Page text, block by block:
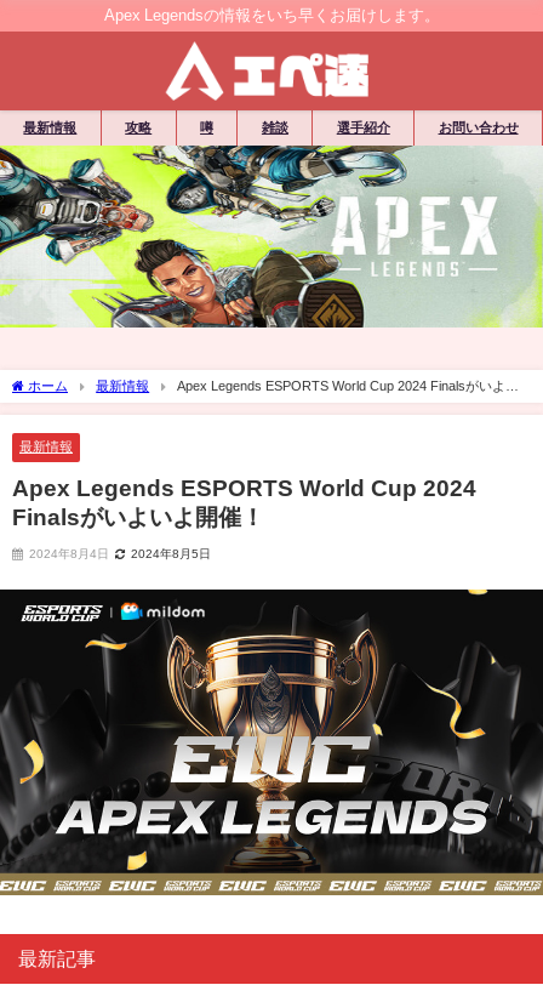
Apex Legendsの情報をいち早くお届けします。
最新情報 攻略 噂 雑談 選手紹介 お問い合わせ
ホーム 最新情報
Apex Legends ESPORTS World Cup 2024 Finalsがいよい
よ開催！
最新情報
Apex Legends ESPORTS World Cup 2024
Finalsがいよいよ開催！
2024年8月4日 2024年8月5日
最新記事